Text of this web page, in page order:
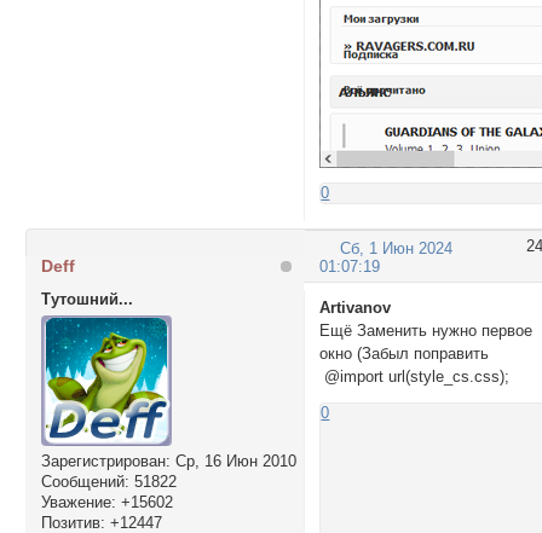
0
24
Сб, 1 Июн 2024
01:07:19
Deff
Тутошний...
Зарегистрирован: Ср, 16 Июн 2010
Сообщений: 51822
Уважение: +15602
Позитив: +12447
Artivanov
Ещё Заменить нужно первое
окно (Забыл поправить
@import url(style_cs.css);
0